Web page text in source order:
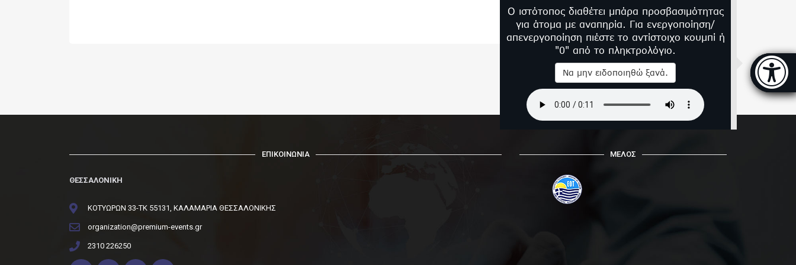
Μπάρα
Ο ιστότοπος διαθέτει μπάρα προσβασιμότητας
για άτομα με αναπηρία. Για ενεργοποίηση/
απενεργοποίηση πιέστε το αντίστοιχο κουμπί ή
"0" από το πληκτρολόγιο.
Να μην ειδοποιηθώ ξανά.
ΕΠΙΚΟΙΝΩΝΙΑ
ΘΕΣΣΑΛΟΝΙΚΗ
ΚΟΤΥΩΡΩΝ 33-ΤΚ 55131, ΚΑΛΑΜΑΡΙΑ ΘΕΣΣΑΛΟΝΙΚΗΣ
organization@premium-events.gr
2310 226250
ΜΕΛΟΣ